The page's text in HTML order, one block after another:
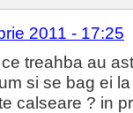
2011 - 17:25
treahba au
si se bag ei
calseare ? in